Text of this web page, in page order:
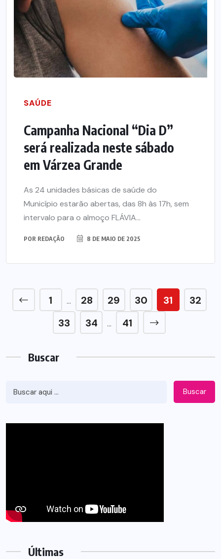
SAÚDE
Campanha Nacional “Dia D”
será realizada neste sábado
em Várzea Grande
As 24 unidades básicas de saúde do
Município estarão abertas, das 8h às 17h, sem
intervalo para o almoço FLÁVIA...
POR REDAÇÃO 8 DE MAIO DE 2025
1 … 28 29 30 31
32
33
34 … 41
Buscar
Buscar
Últimas